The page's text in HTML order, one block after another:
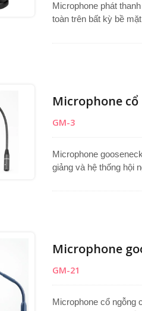
Microphone phát
toàn trên bất kỳ bề
đúc chắc chắn của nó
Microphone
GM-3
Microphone
giảng và hệ thống hội
Chiều dài gooseneck
Microphone
GM-21
Microphone cổ ngỗng